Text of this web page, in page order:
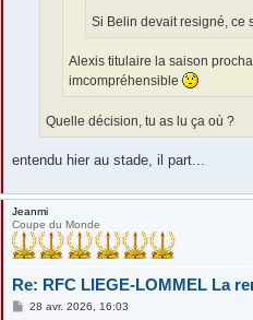
Si Belin devait resigné, ce
Alexis titulaire la saison
imcompréhensible
Quelle décision, tu as lu ça où ?
entendu hier au stade, il part...
Jeanmi
Coupe du Monde
Re: RFC LIEGE-LOMMEL La
M28 avr. 2026, 16:03